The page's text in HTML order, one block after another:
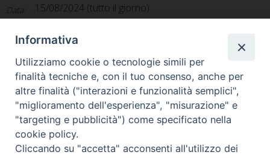
Data: 15/08/2024 (tutto il giorno)
Agenda diocesana
Home Il Vescovo Diocesi Pastorale
Liturgia
Beni Culturali
Modulistica
Casa dioc. di Spagliagrano Webmail
Informativa
Utilizziamo cookie o tecnologie simili per
finalità tecniche e, con il tuo consenso, anche per
altre finalità ("interazioni e funzionalità semplici",
"miglioramento dell'esperienza", "misurazione" e
"targeting e pubblicità") come specificato nella
cookie policy.
Cliccando su "accetta" acconsenti all'utilizzo dei